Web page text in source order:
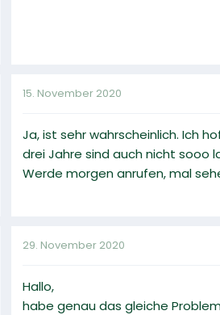
15. November 2020
Ja, ist sehr wahrscheinlich. Ich
drei Jahre sind auch nicht sooo
Werde morgen anrufen, mal
29. November 2020
Hallo,
habe genau das gleiche